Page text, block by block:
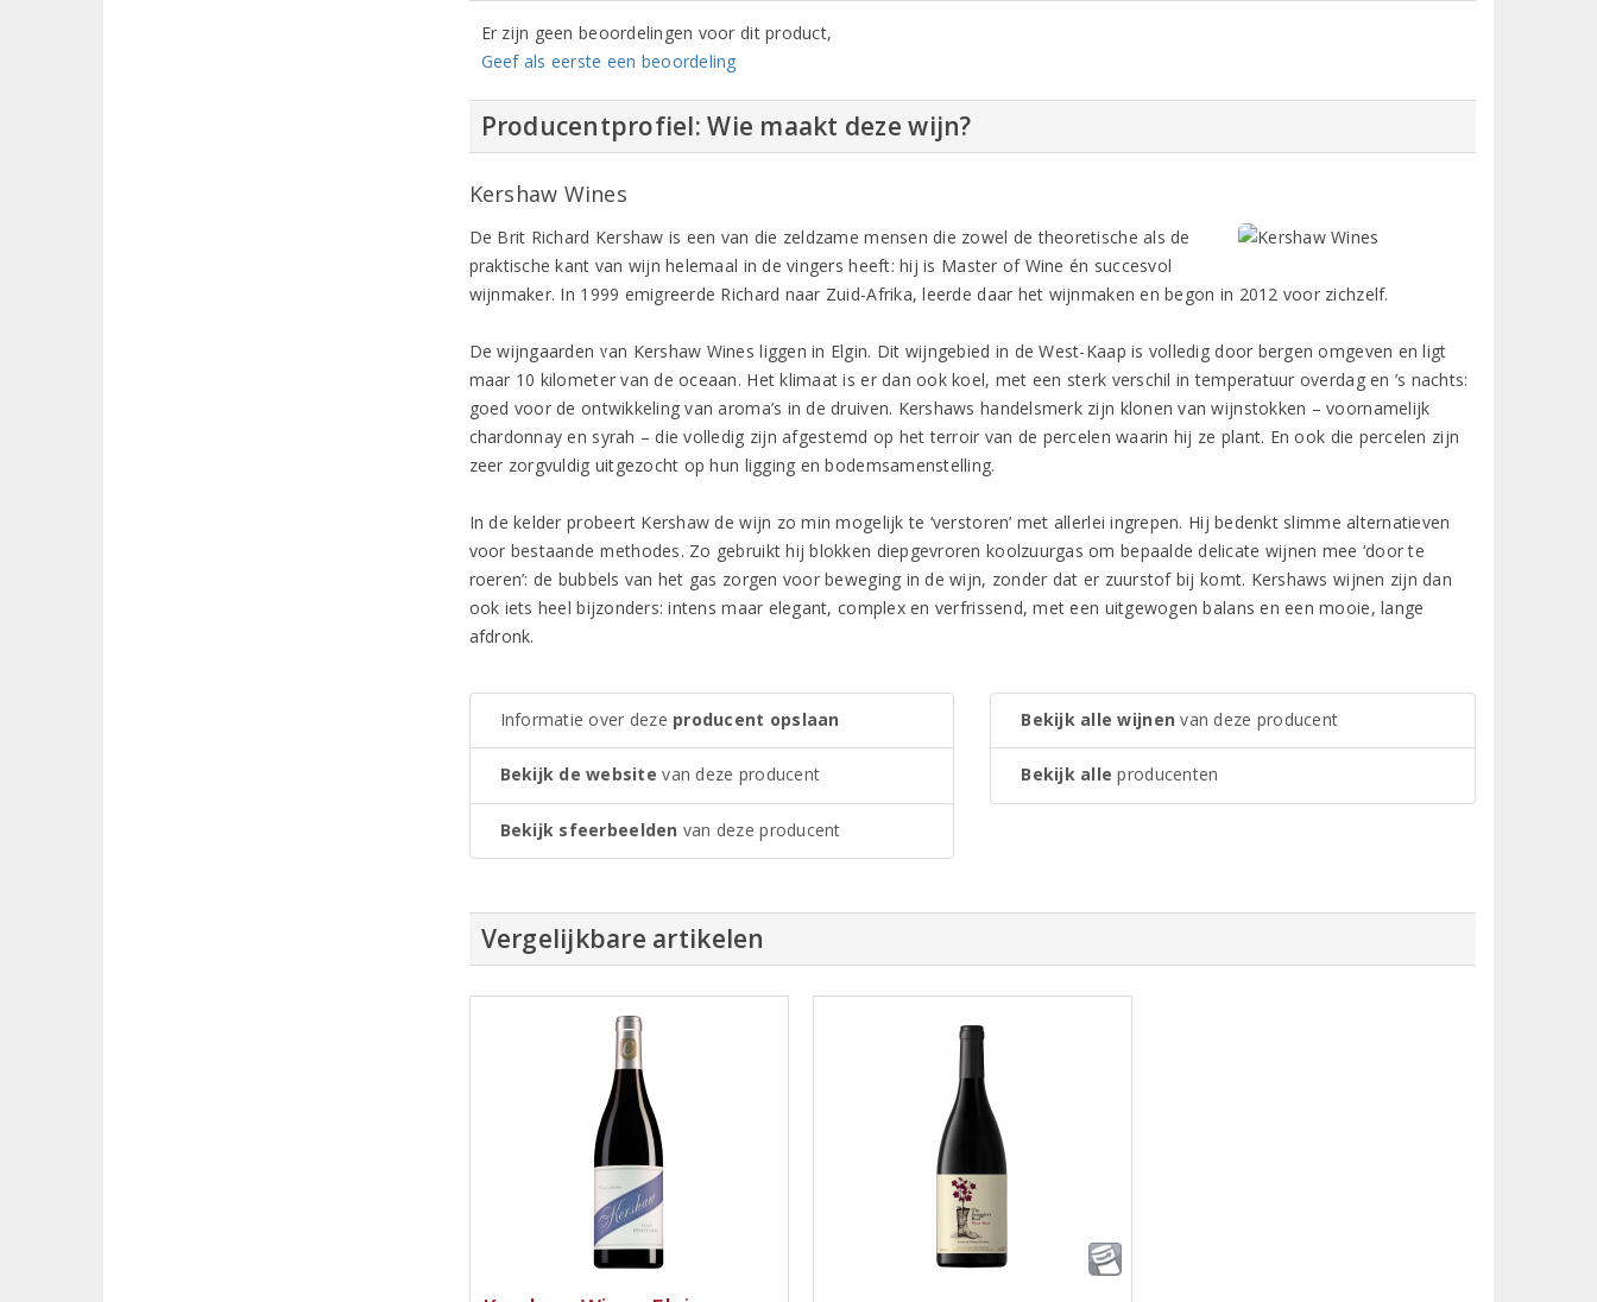
Er zijn geen beoordelingen voor dit product,
Geef als eerste een beoordeling
Producentprofiel: Wie maakt deze wijn?
Kershaw Wines
De Brit Richard Kershaw is een van die zeldzame mensen die zowel de theoretische als de
praktische kant van wijn helemaal in de vingers heeft: hij is Master of Wine én succesvol
wijnmaker. In 1999 emigreerde Richard naar Zuid-Afrika, leerde daar het wijnmaken en begon in 2012 voor zichzelf.
De wijngaarden van Kershaw Wines liggen in Elgin. Dit wijngebied in de West-Kaap is volledig door bergen omgeven en ligt
maar 10 kilometer van de oceaan. Het klimaat is er dan ook koel, met een sterk verschil in temperatuur overdag en ’s nachts:
goed voor de ontwikkeling van aroma’s in de druiven. Kershaws handelsmerk zijn klonen van wijnstokken – voornamelijk
chardonnay en syrah – die volledig zijn afgestemd op het terroir van de percelen waarin hij ze plant. En ook die percelen zijn
zeer zorgvuldig uitgezocht op hun ligging en bodemsamenstelling.
In de kelder probeert Kershaw de wijn zo min mogelijk te ‘verstoren’ met allerlei ingrepen. Hij bedenkt slimme alternatieven
voor bestaande methodes. Zo gebruikt hij blokken diepgevroren koolzuurgas om bepaalde delicate wijnen mee ‘door te
roeren’: de bubbels van het gas zorgen voor beweging in de wijn, zonder dat er zuurstof bij komt. Kershaws wijnen zijn dan
ook iets heel bijzonders: intens maar elegant, complex en verfrissend, met een uitgewogen balans en een mooie, lange
afdronk.
Informatie over deze producent opslaan
Bekijk de website van deze producent
Bekijk sfeerbeelden van deze producent
Bekijk alle wijnen van deze producent
Bekijk alle producenten
Vergelijkbare artikelen